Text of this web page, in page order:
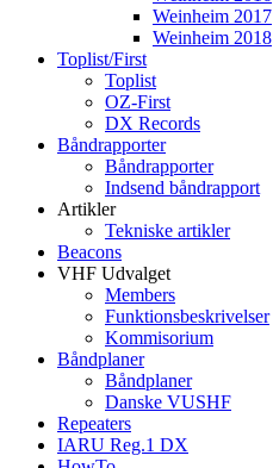
Weinheim 2017
Weinheim 2018
Toplist/First
Toplist
OZ-First
DX Records
Båndrapporter
Båndrapporter
Indsend båndrapport
Artikler
Tekniske artikler
Beacons
VHF Udvalget
Members
Funktionsbeskrivelser
Kommisorium
Båndplaner
Båndplaner
Danske VUSHF
Repeaters
IARU Reg.1 DX